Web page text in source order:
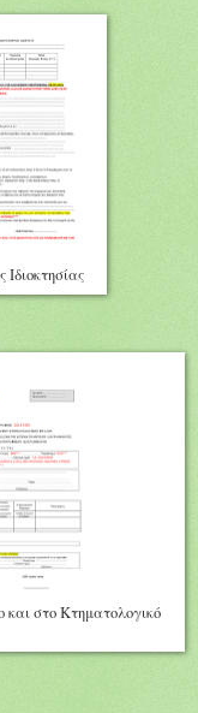
στο Κτηματολογικό